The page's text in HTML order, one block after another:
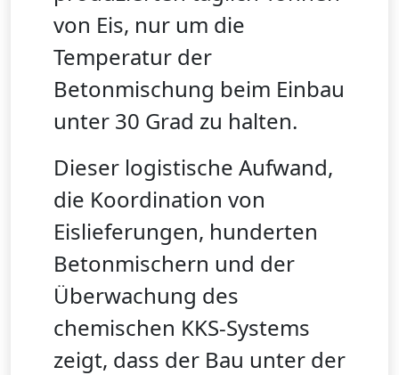
von Eis, nur um die
Temperatur der
Betonmischung beim Einbau
unter 30 Grad zu halten.
Dieser logistische Aufwand,
die Koordination von
Eislieferungen, hunderten
Betonmischern und der
Überwachung des
chemischen KKS-Systems
zeigt, dass der Bau unter der